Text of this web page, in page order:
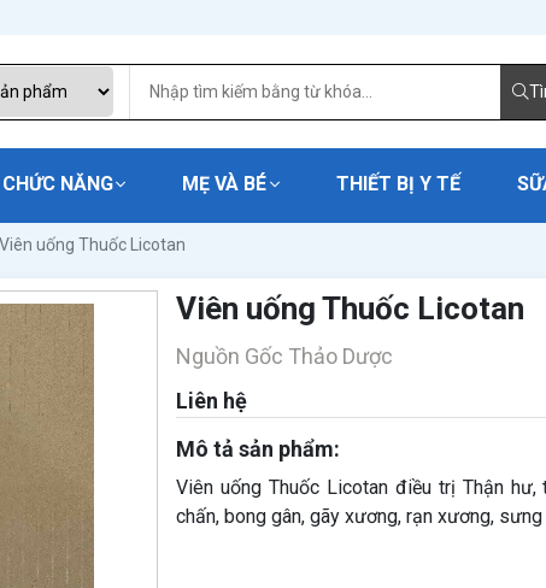
NĂNG MẸ VÀ BÉ THIẾT BỊ Y TẾ
Viên uống Thuốc Licotan
Viên uống Thuốc Licotan
Nguồn Gốc Thảo Dược
Liên hệ
Mô tả sản phẩm:
Viên uống Thuốc Licotan điều trị Thận
chấn, bong gân, gãy xương, rạn xương, sưng